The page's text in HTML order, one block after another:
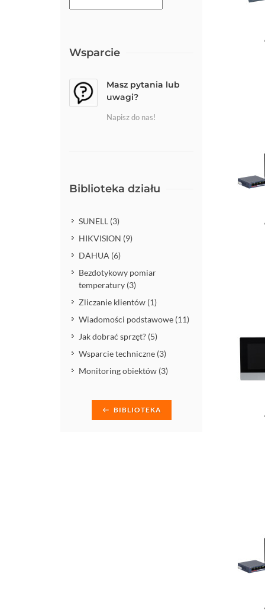
Wsparcie
Masz pytania lub
uwagi?
Napisz do nas!
Biblioteka działu
SUNELL (3)
HIKVISION (9)
DAHUA (6)
Bezdotykowy pomiar
temperatury (3)
Zliczanie klientów (1)
Wiadomości podstawowe (11)
Jak dobrać sprzęt? (5)
Wsparcie techniczne (3)
Monitoring obiektów (3)
BIBLIOTEKA
Do
Do
Do